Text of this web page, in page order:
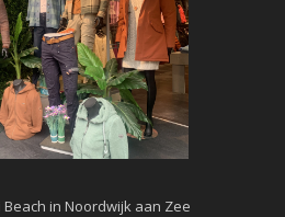
in Noordwijk aan Zee